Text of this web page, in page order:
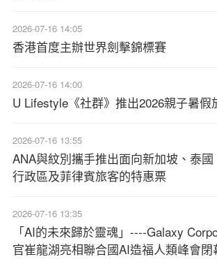
2026-07-16 14:05
香港首度主辦世界劍擊錦標賽
2026-07-16 14:00
U Lifestyle《社群》推出2026親子暑假
2026-07-16 13:55
ANA與紋別攜手推出面向新加坡、泰
行政區及菲律賓旅客的特惠票
2026-07-16 13:35
「AI的未來歸於靈魂」----Galaxy
官崔龍湖亮相聯合國AI造福人類峰會閉